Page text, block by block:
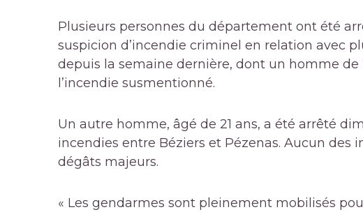
Plusieurs personnes du département ont été
suspicion d’incendie criminel en relation avec
depuis la semaine dernière, dont un homme de
l’incendie susmentionné.
Un autre homme, âgé de 21 ans, a été arrêté
incendies entre Béziers et Pézenas. Aucun des
dégâts majeurs.
« Les gendarmes sont pleinement mobilisés